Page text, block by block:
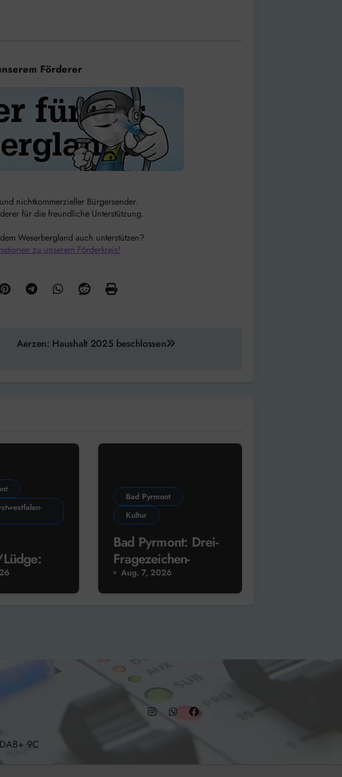
Förderer
nichtkommerzieller Bürgersender.
für die freundliche Unterstützung.
Weserbergland auch unterstützen?
zu unserem Förderkreis!
Aerzen: Haushalt 2025 beschlossen
Bad Pyrmont
Kultur
Bad Pyrmont: Drei-
Fragezeichen-
Sprecher liest heute
im Schlosshof
Aug. 7, 2026
9C